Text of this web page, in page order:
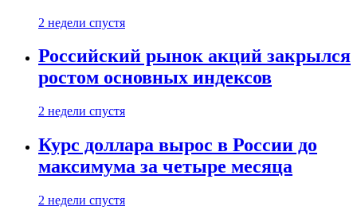
2 недели спустя
Российский рынок акций закрылся
ростом основных индексов
2 недели спустя
Курс доллара вырос в России до
максимума за четыре месяца
2 недели спустя